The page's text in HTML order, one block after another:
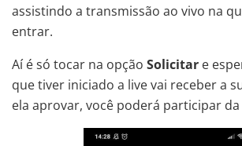
assistindo a transmissão ao vivo na
entrar.
Aí é só tocar na opção Solicitar e
que tiver iniciado a live vai receber a
ela aprovar, você poderá participar